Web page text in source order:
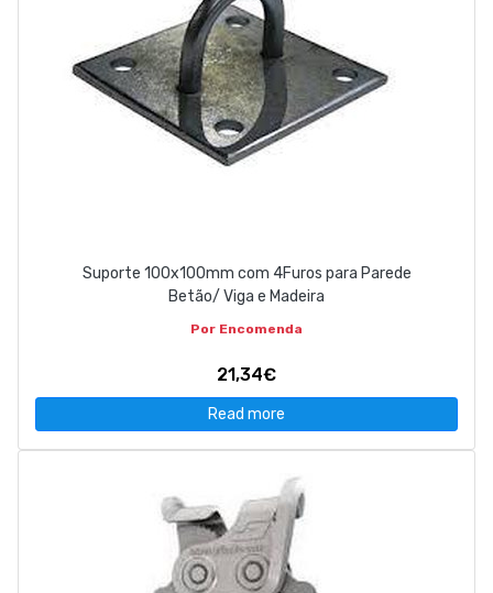
Suporte 100x100mm com 4Furos para Parede
Betão/ Viga e Madeira
Por Encomenda
21,34€
Read more